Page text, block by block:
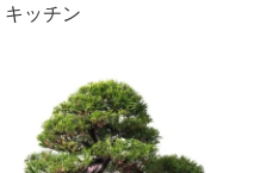
キッチン